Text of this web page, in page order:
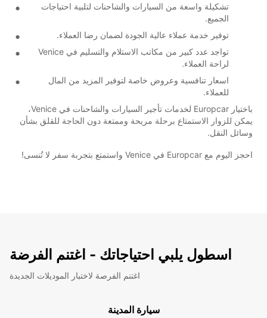
تشكيلة واسعة من السيارات والشاحنات لتلبية احتياجات
الجميع.
توفير خدمة عملاء عالية الجودة لضمان رضا العملاء.
تواجد عدد كبير من مكاتب الاستلام والتسليم في Venice
لراحة العملاء.
اسعار تنافسية وعروض خاصة لتوفير المزيد من المال
للعملاء.
باختيار Europcar لخدمات تأجير السيارات والشاحنات في Venice،
يمكن للزوار الاستمتاع برحلة مريحة وممتعة دون الحاجة للقلق بشأن
وسائل النقل.
احجز اليوم مع Europcar في Venice واستمتع بتجربة سفر لا تُنسى!
اسطول يلبي احتياجاتك - اغتنم الفرضة
اغتنم الفرصة لاختبار الموديلات الجديدة
سيارة المدينة